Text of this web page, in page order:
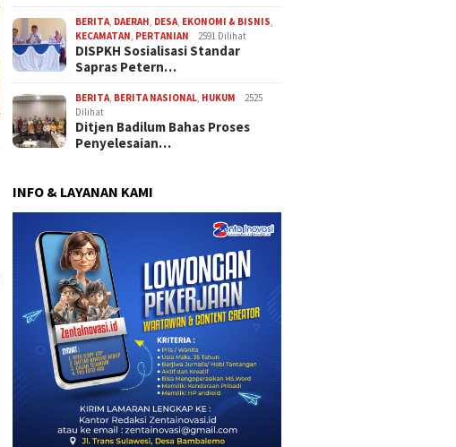
BERITA DAERAH DESA EKONOMI & BISNIS
KECAMATAN PERTANIAN 2591 Dilihat
DISPKH Sosialisasi Standar
Sapras Petern…
BERITA BERITA NASIONAL HUKUM
2525
Dilihat
Ditjen Badilum Bahas Proses
Penyelesaian…
INFO & LAYANAN KAMI